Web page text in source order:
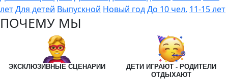
летДля детей Выпускной Новый годДо 10 чел. 11-15 лет
ПОЧЕМУ МЫ
ЭКСКЛЮЗИВНЫЕ СЦЕНАРИИ
ДЕТИ ИГРАЮТ - РОДИТЕЛИ
ОТДЫХАЮТ